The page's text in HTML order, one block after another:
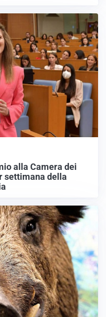
alla Camera dei
settimana della